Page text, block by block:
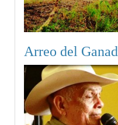
Arreo del